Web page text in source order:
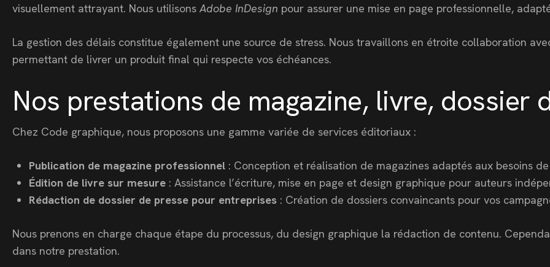
visuellement attrayant. Nous utilisons Adobe InDesign pour assurer une mise en page professionnelle,
La gestion des délais constitue également une source de stress. Nous travaillons en étroite collaboration
permettant de livrer un produit final qui respecte vos échéances.
Nos prestations de magazine, livre, dossier
Chez Code graphique, nous proposons une gamme variée de services éditoriaux :
Publication de magazine professionnel : Conception et réalisation de magazines adaptés aux besoins
Édition de livre sur mesure : Assistance l’écriture, mise en page et design graphique pour auteurs
Rédaction de dossier de presse pour entreprises : Création de dossiers convaincants pour vos
Nous prenons en charge chaque étape du processus, du design graphique la rédaction de contenu.
dans notre prestation.